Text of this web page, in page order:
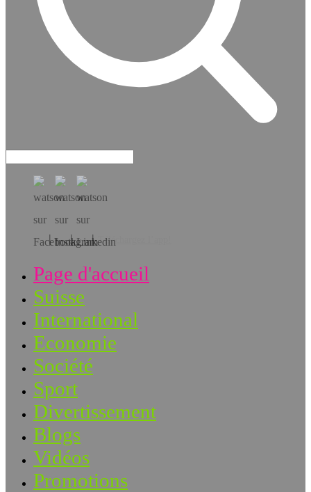
Téléchargez l’app!
Page d'accueil
Suisse
International
Economie
Société
Sport
Divertissement
Blogs
Vidéos
Promotions